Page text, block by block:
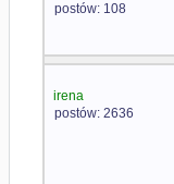
postów: 108
irena
postów: 2636